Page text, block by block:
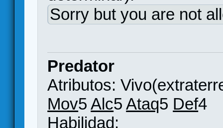
Sorry but you are not
Predator
Atributos:
Mov5Alc5Ataq5 Def4
Habilidad: